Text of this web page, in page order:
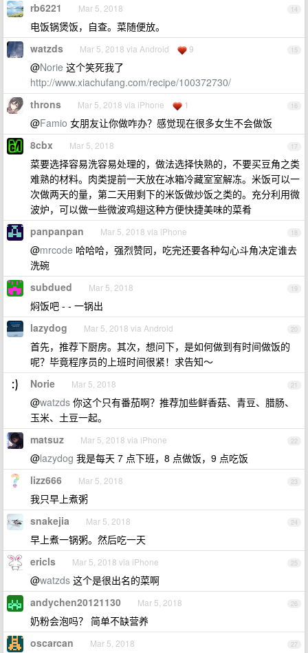
14
rb6221 Mar 5, 2018
电饭锅煲饭，自查。菜随便放。
15
watzds Mar 5, 2018 via Android 9
@Norie 这个笑死我了
http://www.xiachufang.com/recipe/100372730/
16
throns Mar 5, 2018 via iPhone 1
@Famio 女朋友让你做咋办？感觉现在很多女生不会做饭
17
8cbx Mar 5, 2018
菜要选择容易洗容易处理的，做法选择快熟的，不要买豆角之类
难熟的材料。肉类提前一天放在冰箱冷藏室室解冻。米饭可以一
次做两天的量，第二天用剩下的米饭做炒饭之类的。充分利用微
波炉，可以做一些微波鸡翅这种方便快捷美味的菜肴
18
panpanpan Mar 5, 2018 via iPhone
@mrcode 哈哈哈，强烈赞同，吃完还要各种勾心斗角决定谁去
洗碗
19
subdued Mar 5, 2018
焖饭吧 - - 一锅出
20
lazydog Mar 5, 2018 via Android
首先，推荐下厨房。其次，想问下，是如何做到有时间做饭的
呢？毕竟程序员的上班时间很紧！求告知～
21
Norie Mar 5, 2018
@watzds 你这个只有番茄啊？推荐加些鲜香菇、青豆、腊肠、
玉米、土豆一起。
22
matsuz Mar 5, 2018 via iPhone
@lazydog 我是每天 7 点下班，8 点做饭，9 点吃饭
23
lizz666 Mar 5, 2018
我只早上煮粥
24
snakejia Mar 5, 2018
早上煮一锅粥。然后吃一天
25
ericls Mar 5, 2018 via iPhone
@watzds 这个是很出名的菜啊
26
andychen20121130 Mar 5, 2018
奶粉会泡吗？ 简单不缺营养
27
oscarcan Mar 5, 2018